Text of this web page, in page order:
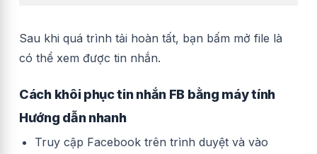
Sau khi quá trình tải hoàn tất, bạn bấm mở file là
có thể xem được tin nhắn.
Cách khôi phục tin nhắn FB bằng máy tính
Hướng dẫn nhanh
Truy cập Facebook trên trình duyệt và vào